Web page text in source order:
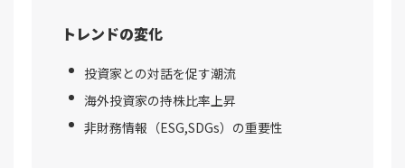
トレンドの変化
投資家との対話を促す潮流
海外投資家の持株比率上昇
非財務情報（ESG,SDGs）の重要性